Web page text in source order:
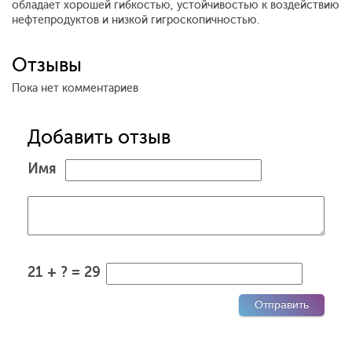
обладает хорошей гибкостью, устойчивостью к воздействию
нефтепродуктов и низкой гигроскопичностью.
Отзывы
Пока нет комментариев
Добавить отзыв
Имя
21 + ? = 29